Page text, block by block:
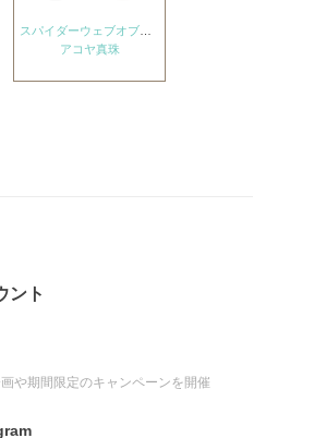
アコヤ真珠
ント
や期間限定のキャンペーンを開催